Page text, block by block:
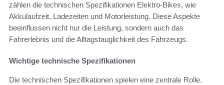
zählen die technischen Spezifikationen Elektro-Bikes, wie
Akkulaufzeit, Ladezeiten und Motorleistung. Diese Aspekte
beeinflussen nicht nur die Leistung, sondern auch das
Fahrerlebnis und die Alltagstauglichkeit des Fahrzeugs.
Wichtige technische Spezifikationen
Die technischen Spezifikationen spielen eine zentrale Rolle.